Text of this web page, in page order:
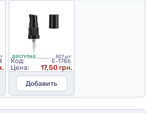
ДОСТУПНО 827 шт
Код: E-1786
Цена:
17,50 грн.
Добавить